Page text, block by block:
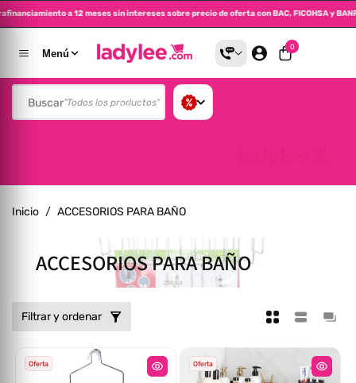
Al Contenido
Extrafinanciamiento a 12 meses sin intereses sobre precio de oferta con BAC, FICOHSA y
Buscar"Todos los productos"
Menú
0
0 artículos
Inicio / ACCESORIOS PARA BAÑO
Colección:
ACCESORIOS PARA BAÑO
Filtrar y ordenar
Oferta Oferta